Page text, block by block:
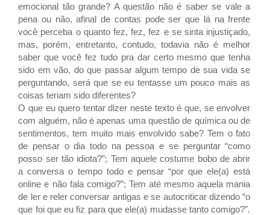
emocional tão grande? A questão não é saber se vale a
pena ou não, afinal de contas pode ser que lá na frente
você perceba o quanto fez, fez, fez e se sinta injustiçado,
mas, porém, entretanto, contudo, todavia não é melhor
saber que você fez tudo pra dar certo mesmo que tenha
sido em vão, do que passar algum tempo de sua vida se
perguntando, será que se eu tentasse um pouco mais as
coisas teriam sido diferentes?
O que eu quero tentar dizer neste texto é que, se envolver
com alguém, não é apenas uma questão de química ou de
sentimentos, tem muito mais envolvido sabe? Tem o fato
de pensar o dia todo na pessoa e se perguntar “como
posso ser tão idiota?”; Tem aquele costume bobo de abrir
a conversa o tempo todo e pensar “por que ele(a) está
online e não fala comigo?”; Tem até mesmo aquela mania
de ler e reler conversar antigas e se autocriticar dizendo “o
que foi que eu fiz para que ele(a) mudasse tanto comigo?”.